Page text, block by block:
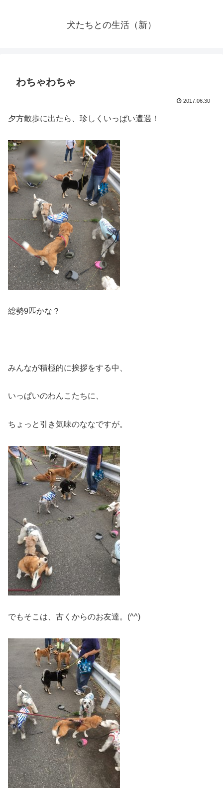
犬たちとの生活（新）
わちゃわちゃ
2017.06.30
夕方散歩に出たら、珍しくいっぱい遭遇！
総勢9匹かな？
みんなが積極的に挨拶をする中、
いっぱいのわんこたちに、
ちょっと引き気味のななですが。
でもそこは、古くからのお友達。(^^)